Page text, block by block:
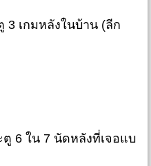
3 เกมหลังในบ้าน (ลีก
6 ใน 7 นัดหลังที่เจอแบ